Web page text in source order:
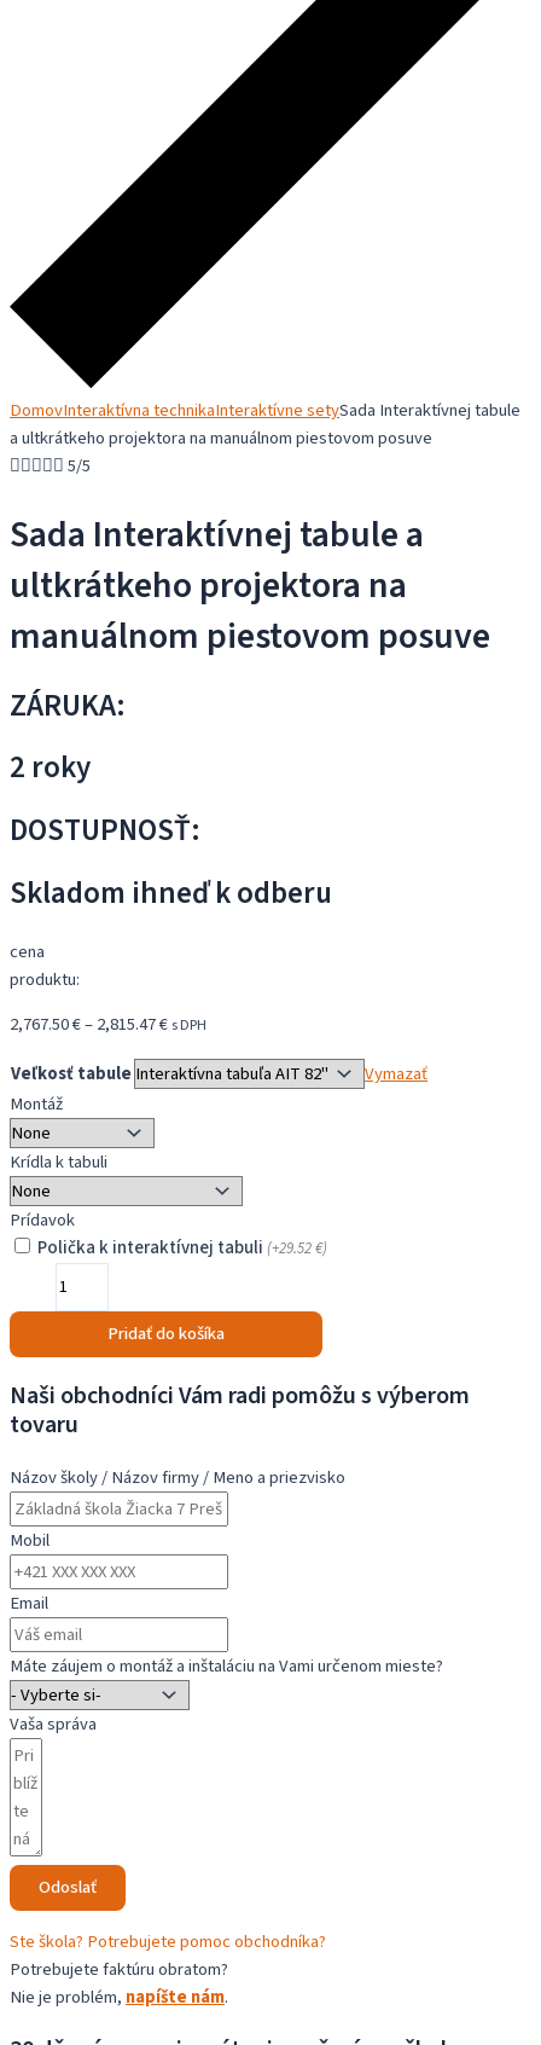
DomovInteraktívna technikaInteraktívne setySada Interaktívnej tabule
a ultkrátkeho projektora na manuálnom piestovom posuve
5/5
Sada Interaktívnej tabule a
ultkrátkeho projektora na
manuálnom piestovom posuve
ZÁRUKA:
2 roky
DOSTUPNOSŤ:
Skladom ihneď k odberu
cena
produktu:
2,767.50€–2,815.47€Price
2,767.50 €
s DPH
Veľkosť tabule
Vymazať
Montáž
Krídla k tabuli
Prídavok
Polička k interaktívnej tabuli (+29.52€)
množstvo
tabule
a
ultkrátkeho
na
manuálnom
piestovom
posuve
Pridať do košíka
Naši obchodníci Vám radi pomôžu s výberom
tovaru
Názov školy / Názov firmy / Meno a priezvisko
Mobil
Email
Máte záujem o montáž a inštaláciu na Vami určenom mieste?
Vaša správa
Odoslať
Ste škola? Potrebujete pomoc obchodníka?
Potrebujete faktúru obratom?
Nie je problém,napíšte nám.